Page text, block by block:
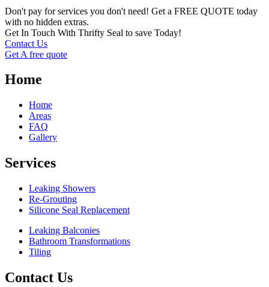
Don't pay for services you don't need! Get a FREE QUOTE today
with no hidden extras.
Get In Touch With Thrifty Seal to save Today!
Contact Us
Get A free quote
Home
Home
Areas
FAQ
Gallery
Services
Leaking Showers
Re-Grouting
Silicone Seal Replacement
Leaking Balconies
Bathroom Transformations
Tiling
Contact Us